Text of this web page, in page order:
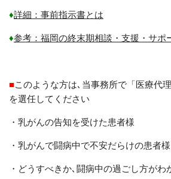
♦詳細：事前指示書とは
♦参考：福岡の終末期相談・支援・サポ
■このような方は､当事務所で「医療代
を選任してください
・乳がんの告知を受けた患者様
・乳がんで闘病中で不安だらけの患者様
・どうすべきか､ 闘病中の過ごし方がわ